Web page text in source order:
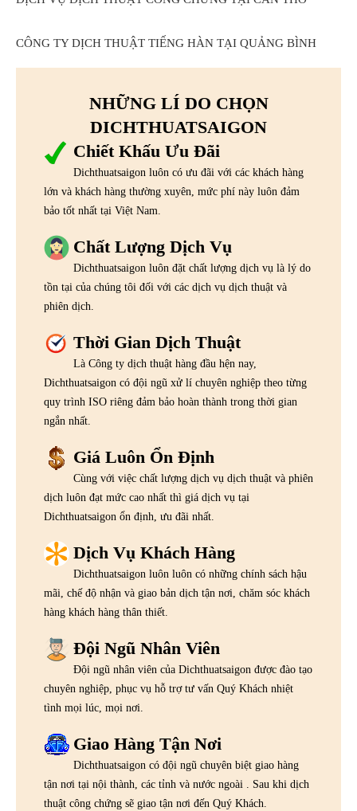
CÔNG TY DỊCH THUẬT TIẾNG HÀN TẠI QUẢNG BÌNH
NHỮNG LÍ DO CHỌN
DICHTHUATSAIGON
Chiết Khấu Ưu Đãi
Dichthuatsaigon luôn có ưu đãi với các khách hàng
lớn và khách hàng thường xuyên, mức phí này luôn đảm
bảo tốt nhất tại Việt Nam.
Chất Lượng Dịch Vụ
Dichthuatsaigon luôn đặt chất lượng dịch vụ là lý do
tồn tại của chúng tôi đối với các dịch vụ dịch thuật và
phiên dịch.
Thời Gian Dịch Thuật
Là Công ty dịch thuật hàng đầu hện nay,
Dichthuatsaigon có đội ngũ xử lí chuyên nghiệp theo từng
quy trình ISO riêng đảm bảo hoàn thành trong thời gian
ngắn nhất.
Giá Luôn Ổn Định
Cùng với việc chất lượng dịch vụ dịch thuật và phiên
dịch luôn đạt mức cao nhất thì giá dịch vụ tại
Dichthuatsaigon ổn định, ưu đãi nhất.
Dịch Vụ Khách Hàng
Dichthuatsaigon luôn luôn có những chính sách hậu
mãi, chế độ nhận và giao bản dịch tận nơi, chăm sóc khách
hàng khách hàng thân thiết.
Đội Ngũ Nhân Viên
Đội ngũ nhân viên của Dichthuatsaigon được đào tạo
chuyên nghiệp, phục vụ hỗ trợ tư vấn Quý Khách nhiệt
tình mọi lúc, mọi nơi.
Giao Hàng Tận Nơi
Dichthuatsaigon có đội ngũ chuyên biệt giao hàng
tận nơi tại nội thành, các tỉnh và nước ngoài . Sau khi dịch
thuật công chứng sẽ giao tận nơi đến Quý Khách.